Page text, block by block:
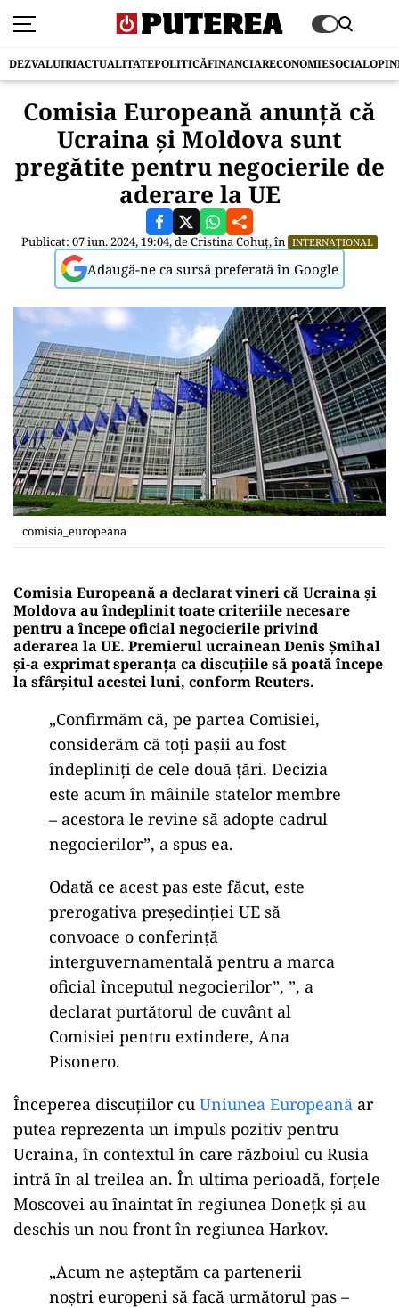
DEZVALUIRIACTUALITATEPOLITICĂFINANCIARECONOMIESOCIAL
Comisia Europeană anunță că
Ucraina și Moldova sunt
pregătite pentru negocierile de
aderare la UE
Publicat: 07 iun. 2024, 19:04, deCristina Cohuț, în INTERNAȚIONAL
Adaugă-ne ca sursă preferată în Google
comisia_europeana
Comisia Europeană a declarat vineri că Ucraina și
Moldova au îndeplinit toate criteriile necesare
pentru a începe oficial negocierile privind
aderarea la UE. Premierul ucrainean Denîs Șmîhal
și-a exprimat speranța ca discuțiile să poată începe
la sfârșitul acestei luni, conform Reuters.
„Confirmăm că, pe partea Comisiei,
considerăm că toți pașii au fost
îndepliniți de cele două țări. Decizia
este acum în mâinile statelor membre
– acestora le revine să adopte cadrul
negocierilor”, a spus ea.
Odată ce acest pas este făcut, este
prerogativa președinției UE să
convoace o conferință
interguvernamentală pentru a marca
oficial începutul negocierilor”, ”, a
declarat purtătorul de cuvânt al
Comisiei pentru extindere, Ana
Pisonero.
Începerea discuțiilor cu Uniunea Europeană ar
putea reprezenta un impuls pozitiv pentru
Ucraina, în contextul în care războiul cu Rusia
intră în al treilea an. În ultima perioadă, forțele
Moscovei au înaintat în regiunea Donețk și au
deschis un nou front în regiunea Harkov.
„Acum ne așteptăm ca partenerii
noștri europeni să facă următorul pas –